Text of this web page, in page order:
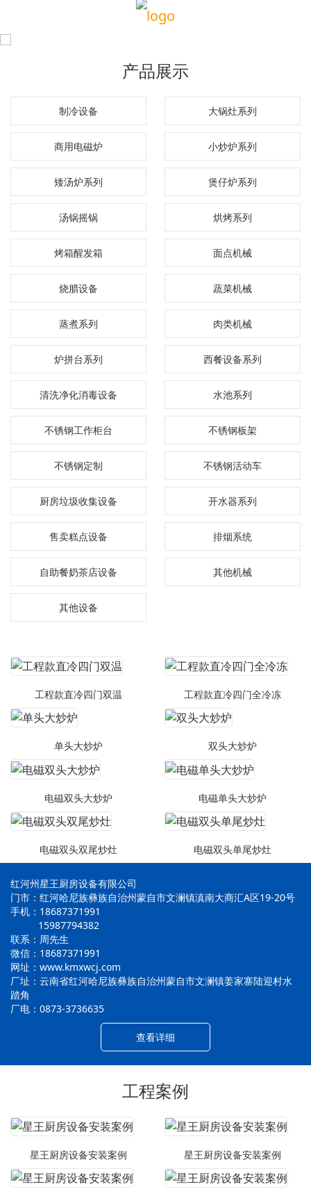
产品展示
制冷设备 大锅灶系列
商用电磁炉 小炒炉系列
矮汤炉系列 煲仔炉系列
汤锅摇锅 烘烤系列
烤箱醒发箱 面点机械
烧腊设备 蔬菜机械
蒸煮系列 肉类机械
炉拼台系列 西餐设备系列
清洗净化消毒设备 水池系列
不锈钢工作柜台 不锈钢板架
不锈钢定制 不锈钢活动车
厨房垃圾收集设备 开水器系列
售卖糕点设备 排烟系统
自助餐奶茶店设备 其他机械
其他设备
工程款直冷四门双温 工程款直冷四门全冷冻
单头大炒炉 双头大炒炉
电磁双头大炒炉 电磁单头大炒炉
电磁双头双尾炒灶 电磁双头单尾炒灶
红河州星王厨房设备有限公司
门市：红河哈尼族彝族自治州蒙自市文澜镇滇南大商汇A区19-20号
手机：18687371991
15987794382
联系：周先生
微信：18687371991
网址：www.kmxwcj.com
厂址：云南省红河哈尼族彝族自治州蒙自市文澜镇姜家寨陆迎村水
踏角
厂电：0873-3736635
查看详细
工程案例
星王厨房设备安装案例 星王厨房设备安装案例